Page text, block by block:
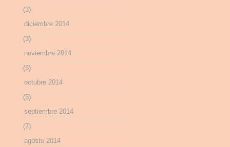
(3)
diciembre 2014
(3)
noviembre 2014
(5)
octubre 2014
(5)
septiembre 2014
(7)
agosto 2014